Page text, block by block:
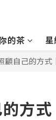
的茶
顧自己的方
方